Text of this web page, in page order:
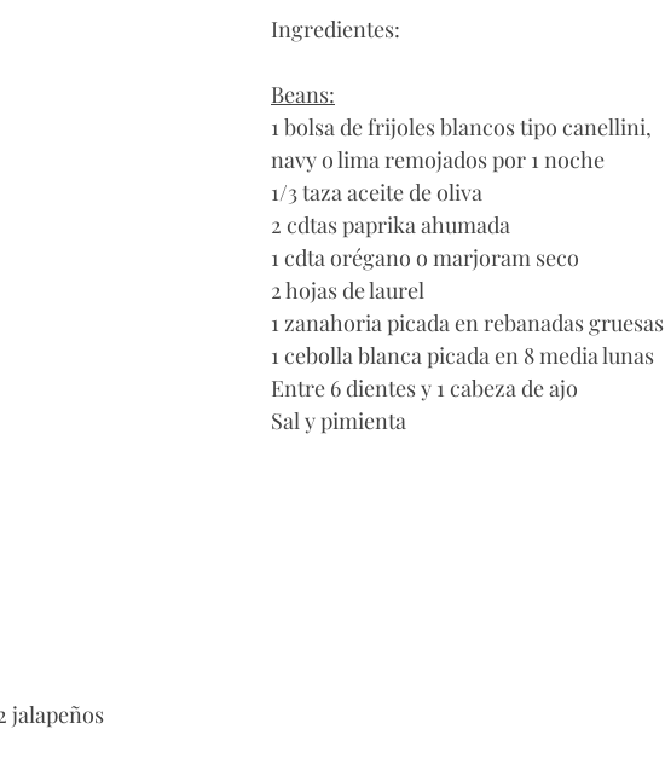
Ingredientes:
Beans:
1 bolsa de frijoles blancos tipo canellini,
navy o lima remojados por 1 noche
1/3 taza aceite de oliva
2 cdtas paprika ahumada
1 cdta orégano o marjoram seco
2 hojas de laurel
1 zanahoria picada en rebanadas gruesas
1 cebolla blanca picada en 8 media lunas
Entre 6 dientes y 1 cabeza de ajo
Sal y pimienta
jalapeños